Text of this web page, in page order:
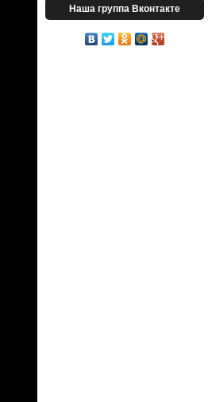
Наша группа Вконтакте